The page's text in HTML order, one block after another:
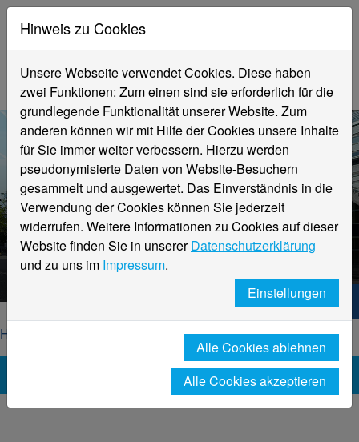
Aktuelle Meldungen
Hochschule Niederrhein
Hochschule Niederrhein. Dein Weg.
Home
News-Detailseite
Hinweis zu Cookies
Unsere Webseite verwendet Cookies. Diese haben
zwei Funktionen: Zum einen sind sie erforderlich für die
grundlegende Funktionalität unserer Website. Zum
anderen können wir mit Hilfe der Cookies unsere Inhalte
für Sie immer weiter verbessern. Hierzu werden
pseudonymisierte Daten von Website-Besuchern
gesammelt und ausgewertet. Das Einverständnis in die
Verwendung der Cookies können Sie jederzeit
widerrufen. Weitere Informationen zu Cookies auf dieser
Website finden Sie in unsererDatenschutzerklärung
und zu uns im Impressum.
Einstellungen
Alle Cookies ablehnen
Alle Cookies akzeptieren